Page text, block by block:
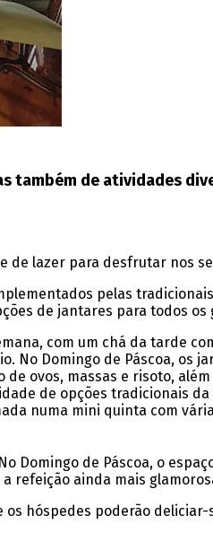
também de atividades
e de lazer para desfrutar nos
pelas
de jantares para todos os
com um chá da tarde
No Domingo de Páscoa, os
ovos, massas e risoto,
de opções tradicionais da
numa mini quinta com
Domingo de Páscoa, o
refeição ainda mais
hóspedes poderão deliciar-